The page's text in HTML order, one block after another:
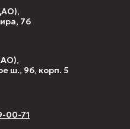
00-71
76
ш., 96, корп. 5